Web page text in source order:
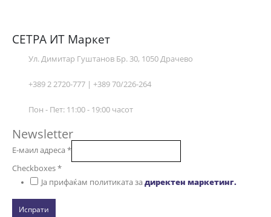
СЕТРА ИТ Маркет
Ул. Димитар Гуштанов Бр. 30, 1050 Драчево
+389 2 2720-777 | +389 70/226-264
Пон - Пет: 11:00 - 19:00 часот
Newsletter
Е-маил адреса*
Checkboxes*
Ја прифаќам политиката задиректен маркетинг.
Испрати